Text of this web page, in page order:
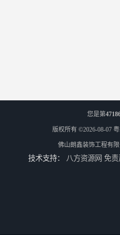
您是第
版权所有 ©2026-08-07
佛山朗鑫装饰工程有限
技术支持： 八方资源网 免责